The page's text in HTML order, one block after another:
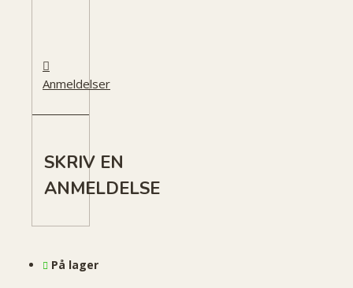
Anmeldelser
SKRIV EN
ANMELDELSE
På lager